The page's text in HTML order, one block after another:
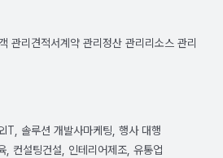
관리 견적서계약 관리 정산 관리 리소스 관리
IT, 솔루션 개발사마케팅, 행사 대행
, 컨설팅건설, 인테리어제조, 유통업